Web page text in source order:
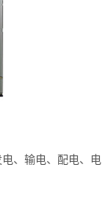
、输电、配电、电